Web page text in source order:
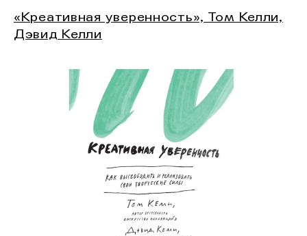
«Креативная уверенность», Том Келли,
Дэвид Келли